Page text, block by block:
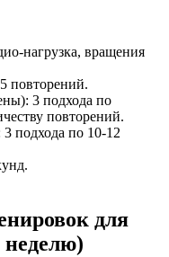
нагрузка, вращения
повторений.
3 подхода по
повторений.
подхода по 10-12
для
неделю)